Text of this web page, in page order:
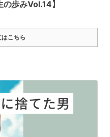
歩みVol.14】
こちら